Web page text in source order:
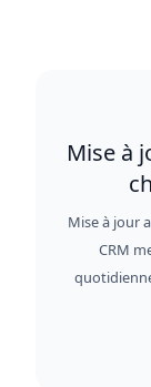
Mise à
Mise à jour
CRM